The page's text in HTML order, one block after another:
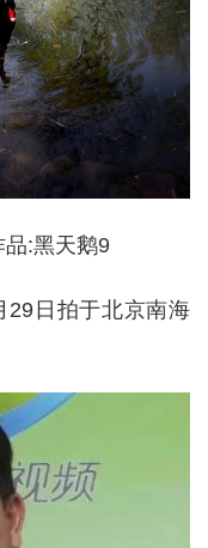
品:黑天鹅9
29日拍于北京南海